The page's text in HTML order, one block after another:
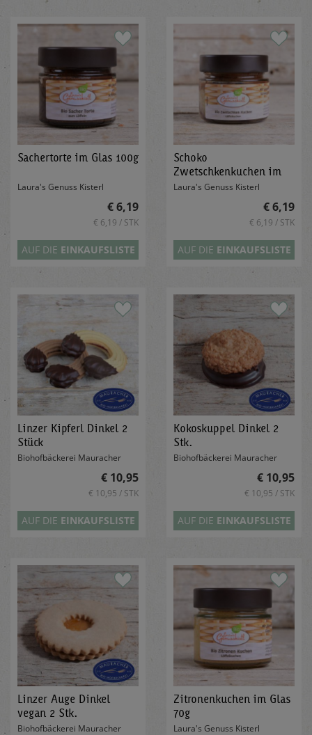
Sachertorte im Glas 100g
Laura's Genuss Kisterl
€ 6,19
€ 6,19 / STK
AUF DIE EINKAUFSLISTE
Schoko
Zwetschkenkuchen im
Glas 120g
Laura's Genuss Kisterl
€ 6,19
€ 6,19 / STK
AUF DIE EINKAUFSLISTE
Linzer Kipferl Dinkel 2
Stück
Biohofbäckerei Mauracher
€ 10,95
€ 10,95 / STK
AUF DIE EINKAUFSLISTE
Kokoskuppel Dinkel 2
Stk.
Biohofbäckerei Mauracher
€ 10,95
€ 10,95 / STK
AUF DIE EINKAUFSLISTE
Linzer Auge Dinkel
vegan 2 Stk.
Biohofbäckerei Mauracher
Zitronenkuchen im Glas
70g
Laura's Genuss Kisterl